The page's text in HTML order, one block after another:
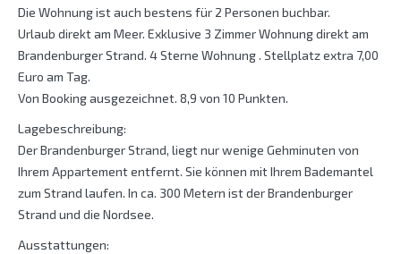
Die Wohnung ist auch bestens für 2 Personen buchbar.
Urlaub direkt am Meer. Exklusive 3 Zimmer Wohnung direkt am
Brandenburger Strand. 4 Sterne Wohnung . Stellplatz extra 7,00
Euro am Tag.
Von Booking ausgezeichnet. 8,9 von 10 Punkten.
Lagebeschreibung:
Der Brandenburger Strand, liegt nur wenige Gehminuten von
Ihrem Appartement entfernt. Sie können mit Ihrem Bademantel
zum Strand laufen. In ca. 300 Metern ist der Brandenburger
Strand und die Nordsee.
Ausstattungen: